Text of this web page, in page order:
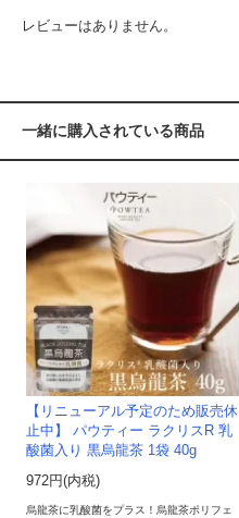
レビューはありません。
一緒に購入されている商品
【リニューアル予定のため販売休
止中】 パウティー ラクリスR 乳
酸菌入り 黒烏龍茶 1袋 40g
972円(内税)
烏龍茶に乳酸菌をプラス！烏龍茶ポリフェ